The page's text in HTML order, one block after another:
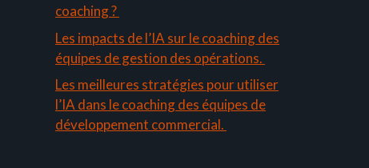
coaching ?
Les impacts de l’IA sur le coaching des
équipes de gestion des opérations.
Les meilleures stratégies pour utiliser
l’IA dans le coaching des équipes de
développement commercial.